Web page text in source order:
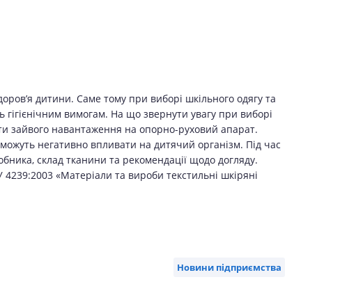
дитини. Саме тому при виборі шкільного одягу та
гігієнічним вимогам. На що звернути увагу при виборі
зайвого навантаження на опорно-руховий апарат.
негативно впливати на дитячий організм. Під час
склад тканини та рекомендації щодо догляду.
«Матеріали та вироби текстильні шкіряні
Новини підприємства